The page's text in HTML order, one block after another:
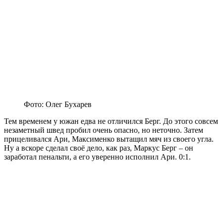
Фото: Олег Бухарев
Тем временем у южан едва не отличился Берг. До этого совсем
незаметный швед пробил очень опасно, но неточно. Затем
прицеливался Ари, Максименко вытащил мяч из своего угла.
Ну а вскоре сделал своё дело, как раз, Маркус Берг – он
заработал пенальти, а его уверенно исполнил Ари. 0:1.